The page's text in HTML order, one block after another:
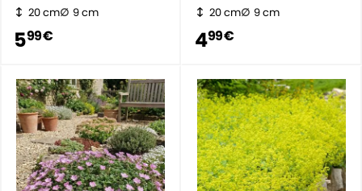
20 cm 9 cm
599 €
20 cm 9 cm
499 €